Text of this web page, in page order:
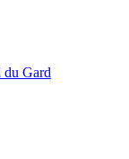
du Gard